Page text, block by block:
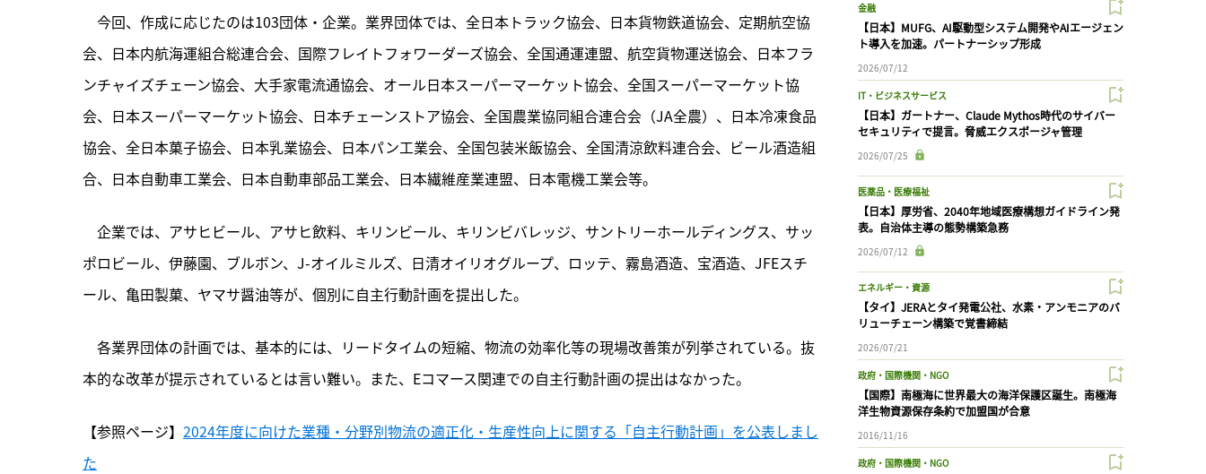
今回、作成に応じたのは103団体・企業。業界団体では、全日本トラック協会、日本貨物鉄道協会、定期航空協
会、日本内航海運組合総連合会、国際フレイトフォワーダーズ協会、全国通運連盟、航空貨物運送協会、日本フラ
ンチャイズチェーン協会、大手家電流通協会、オール日本スーパーマーケット協会、全国スーパーマーケット協
会、日本スーパーマーケット協会、日本チェーンストア協会、全国農業協同組合連合会（JA全農）、日本冷凍食品
協会、全日本菓子協会、日本乳業協会、日本パン工業会、全国包装米飯協会、全国清涼飲料連合会、ビール酒造組
合、日本自動車工業会、日本自動車部品工業会、日本繊維産業連盟、日本電機工業会等。
企業では、アサヒビール、アサヒ飲料、キリンビール、キリンビバレッジ、サントリーホールディングス、サッ
ポロビール、伊藤園、ブルボン、J-オイルミルズ、日清オイリオグループ、ロッテ、霧島酒造、宝酒造、JFEスチ
ール、亀田製菓、ヤマサ醤油等が、個別に自主行動計画を提出した。
各業界団体の計画では、基本的には、リードタイムの短縮、物流の効率化等の現場改善策が列挙されている。抜
本的な改革が提示されているとは言い難い。また、Eコマース関連での自主行動計画の提出はなかった。
【参照ページ】 2024年度に向けた業種・分野別物流の適正化・生産性向上に関する「自主行動計画」を公表しまし
た
金融
【日本】MUFG、AI駆動型システム開発やAIエージェン
ト導入を加速。パートナーシップ形成
2026/07/12
IT・ビジネスサービス
【日本】ガートナー、Claude Mythos時代のサイバー
セキュリティで提言。脅威エクスポージャ管理
2026/07/25
医薬品・医療福祉
【日本】厚労省、2040年地域医療構想ガイドライン発
表。自治体主導の態勢構築急務
2026/07/12
エネルギー・資源
【タイ】JERAとタイ発電公社、水素・アンモニアのバ
リューチェーン構築で覚書締結
2026/07/21
政府・国際機関・NGO
【国際】南極海に世界最大の海洋保護区誕生。南極海
洋生物資源保存条約で加盟国が合意
2016/11/16
政府・国際機関・NGO